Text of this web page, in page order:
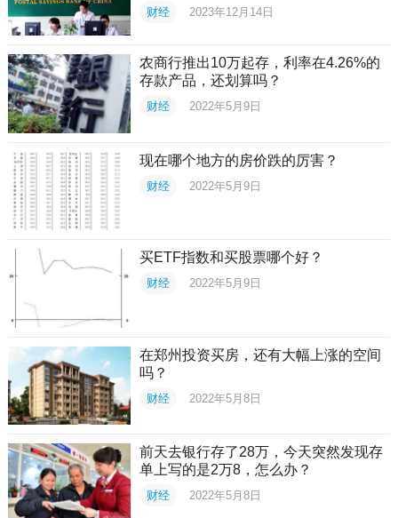
财经 2023年12月14日
农商行推出10万起存，利率在4.26%的
存款产品，还划算吗？
财经 2022年5月9日
现在哪个地方的房价跌的厉害？
财经 2022年5月9日
买ETF指数和买股票哪个好？
财经 2022年5月9日
在郑州投资买房，还有大幅上涨的空间
吗？
财经 2022年5月8日
前天去银行存了28万，今天突然发现存
单上写的是2万8，怎么办？
财经 2022年5月8日